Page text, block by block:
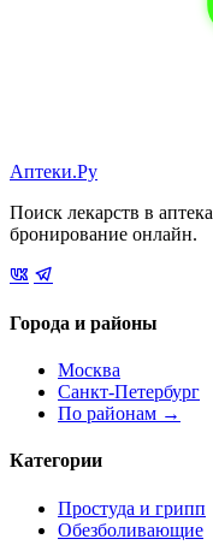
Аптеки.Ру
Поиск лекарств в
бронирование онлайн.
Города и районы
Москва
Санкт-Петербург
По районам →
Категории
Простуда и грипп
Обезболивающие